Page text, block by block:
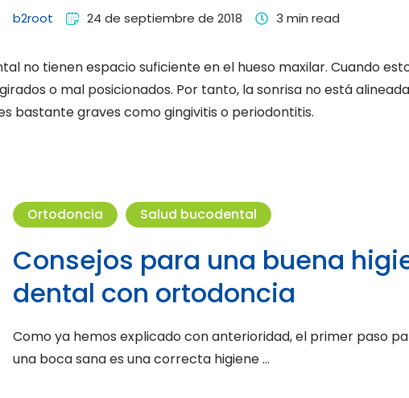
b2root 24 de septiembre de 2018 3 min read
no tienen espacio suficiente en el hueso maxilar. Cuando
o mal posicionados. Por tanto, la sonrisa no está
bastante graves como gingivitis o periodontitis.
Ortodoncia Salud bucodental
Consejos para una buena
dental con ortodoncia
Como ya hemos explicado con anterioridad, el primer paso
una boca sana es una correcta higiene …